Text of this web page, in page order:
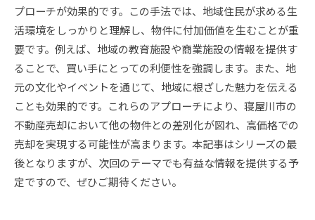
プローチが効果的です。この手法では、地域住民が求める生
活環境をしっかりと理解し、物件に付加価値を生むことが重
要です。例えば、地域の教育施設や商業施設の情報を提供す
ることで、買い手にとっての利便性を強調します。また、地
元の文化やイベントを通じて、地域に根ざした魅力を伝える
ことも効果的です。これらのアプローチにより、寝屋川市の
不動産売却において他の物件との差別化が図れ、高価格での
売却を実現する可能性が高まります。本記事はシリーズの最
後となりますが、次回のテーマでも有益な情報を提供する予
定ですので、ぜひご期待ください。